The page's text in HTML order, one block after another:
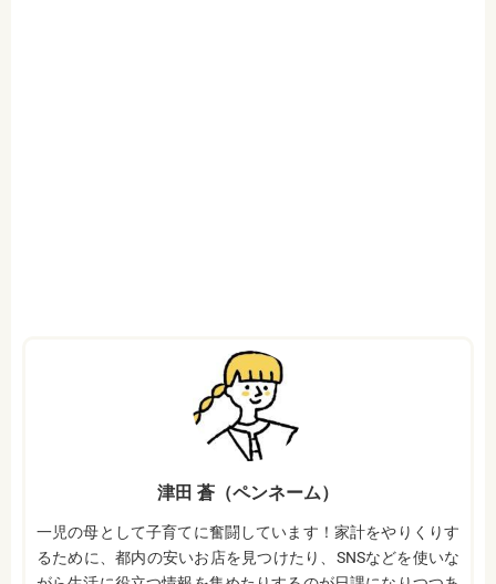
津田 蒼（ペンネーム）
一児の母として子育てに奮闘しています！家計をやりくりす
るために、都内の安いお店を見つけたり、SNSなどを使いな